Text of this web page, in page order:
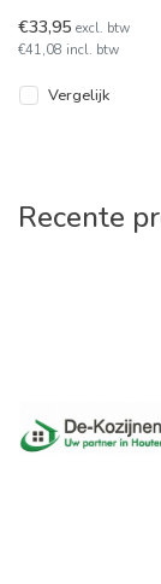
katoen. Deze
kleuren en in
€33,95 excl. btw
€41,08 incl. btw
Vergelijk
Recente